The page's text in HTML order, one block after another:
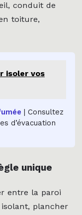
conduit de
toiture,
isoler vos
| Consultez
d’évacuation
unique
entre la paroi
plancher